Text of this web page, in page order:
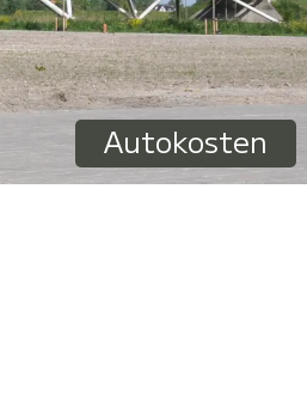
Autokosten